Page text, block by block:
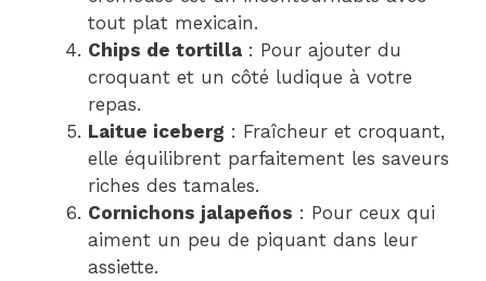
tout plat mexicain.
Chips de tortilla : Pour ajouter du
croquant et un côté ludique à votre
repas.
Laitue iceberg : Fraîcheur et croquant,
elle équilibrent parfaitement les saveurs
riches des tamales.
Cornichons jalapeños : Pour ceux qui
aiment un peu de piquant dans leur
assiette.